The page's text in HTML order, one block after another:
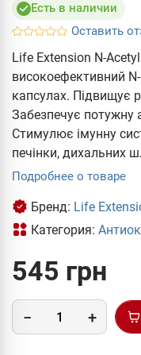
Есть в наличии
Оставить
Life Extension N-
високоефективний
капсулах. Підвищує
Забезпечує потужну
Стимулює імунну
печінки, дихальних
Подробнее о товаре
Бренд: Life
Категория:
545 грн